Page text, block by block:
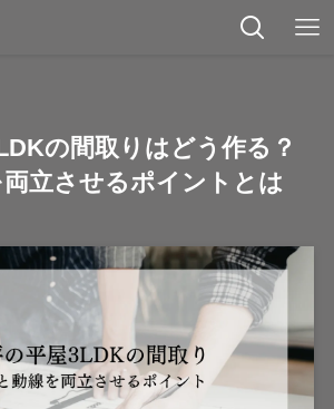
の間取りはどう作る？
立させるポイントとは